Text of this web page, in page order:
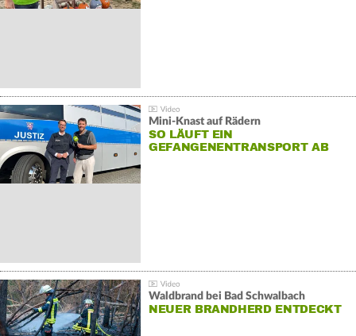
Mini-Knast auf Rädern
SO LÄUFT EIN
GEFANGENENTRANSPORT AB
Waldbrand bei Bad Schwalbach
NEUER BRANDHERD ENTDECKT